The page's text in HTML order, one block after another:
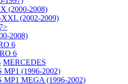
(2000-2008)
(2002-2009)
2008)
6
6
MERCEDES
MP1 (1996-2002)
MP1 MEGA (1996-2002)